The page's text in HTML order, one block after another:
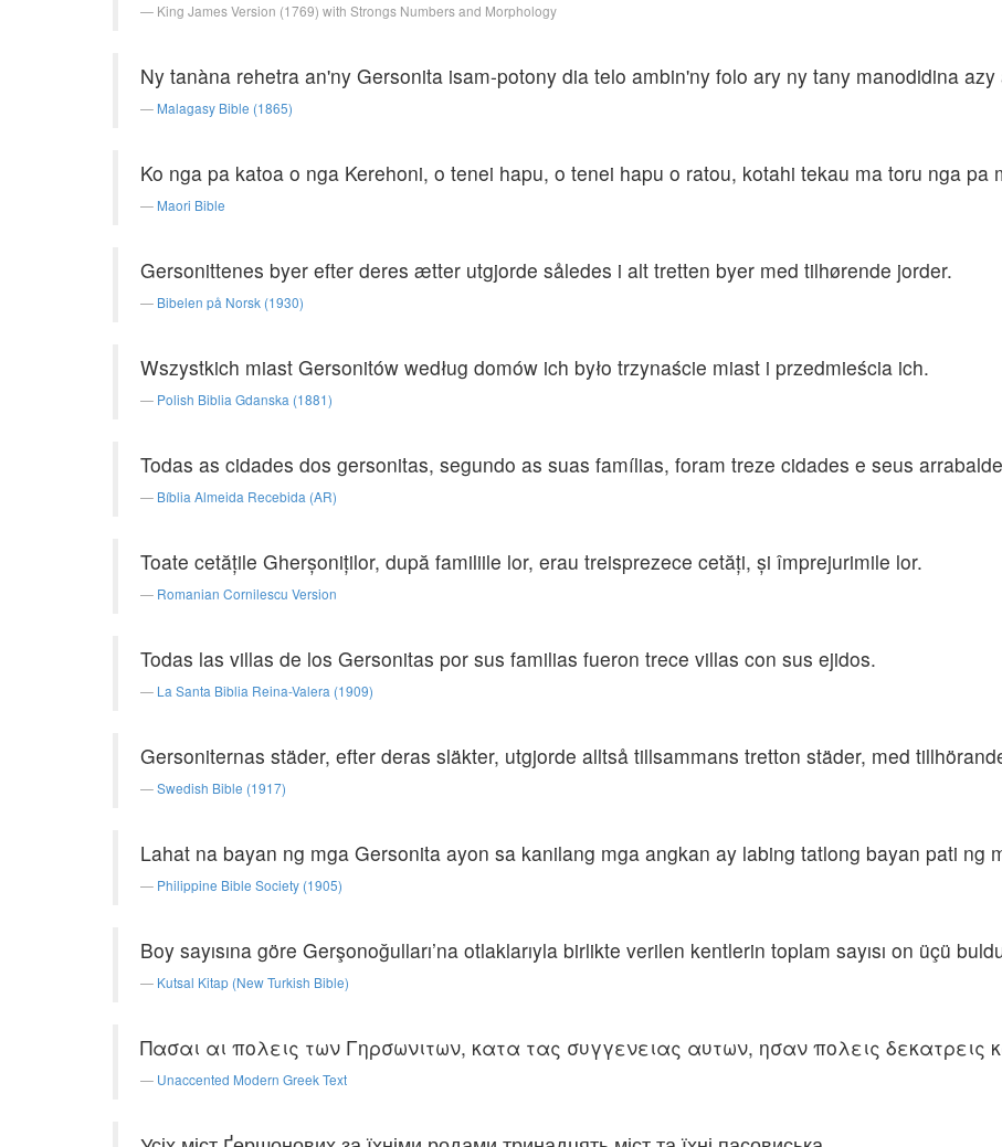
King James Version (1769) with Strongs Numbers and Morphology
Ny tanàna rehetra an'ny Gersonita isam-potony dia telo ambin'ny folo ary ny tany manodidina azy
Malagasy Bible (1865)
Ko nga pa katoa o nga Kerehoni, o tenei hapu, o tenei hapu o ratou, kotahi tekau ma toru nga pa
Maori Bible
Gersonittenes byer efter deres ætter utgjorde således i alt tretten byer med tilhørende jorder.
Bibelen på Norsk (1930)
Wszystkich miast Gersonitów według domów ich było trzynaście miast i przedmieścia ich.
Polish Biblia Gdanska (1881)
Todas as cidades dos gersonitas, segundo as suas famílias, foram treze cidades e seus
Bíblia Almeida Recebida (AR)
Toate cetăţile Gherşoniţilor, după familiile lor, erau treisprezece cetăţi, şi împrejurimile lor.
Romanian Cornilescu Version
Todas las villas de los Gersonitas por sus familias fueron trece villas con sus ejidos.
La Santa Biblia Reina-Valera (1909)
Gersoniternas städer, efter deras släkter, utgjorde alltså tillsammans tretton städer, med
Swedish Bible (1917)
Lahat na bayan ng mga Gersonita ayon sa kanilang mga angkan ay labing tatlong bayan pati ng
Philippine Bible Society (1905)
Boy sayısına göre Gerşonoğulları’na otlaklarıyla birlikte verilen kentlerin toplam sayısı on üçü
Kutsal Kitap (New Turkish Bible)
Πασαι αι πολεις των Γηρσωνιτων, κατα τας συγγενειας αυτων, ησαν πολεις δεκατρεις
Unaccented Modern Greek Text